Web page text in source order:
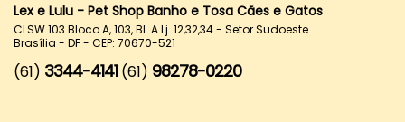
Lex e Lulu - Pet Shop Banho e Tosa Cães e Gatos
CLSW 103 Bloco A, 103, Bl. A Lj. 12,32,34 - Setor Sudoeste
Brasília - DF - CEP: 70670-521
(61) 3344-4141 (61) 98278-0220